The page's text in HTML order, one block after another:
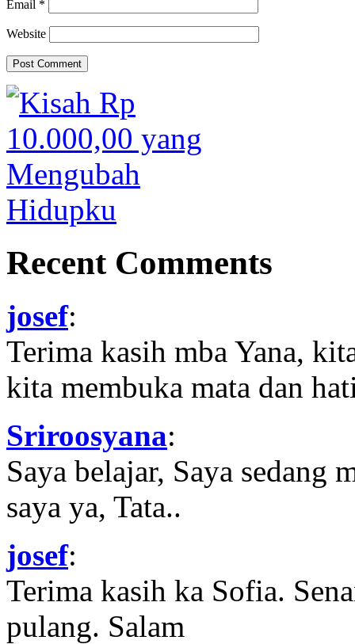
Email *
Website
Recent Comments
josef:
Terima kasih mba Yana,
kita membuka mata dan
Sriroosyana:
Saya belajar, Saya sedang
saya ya, Tata..
josef:
Terima kasih ka Sofia.
pulang. Salam